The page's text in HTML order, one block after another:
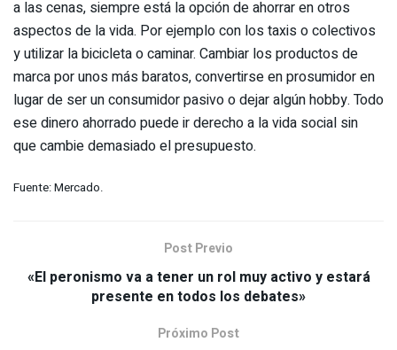
a las cenas, siempre está la opción de ahorrar en otros
aspectos de la vida. Por ejemplo con los taxis o colectivos
y utilizar la bicicleta o caminar. Cambiar los productos de
marca por unos más baratos, convertirse en prosumidor en
lugar de ser un consumidor pasivo o dejar algún hobby. Todo
ese dinero ahorrado puede ir derecho a la vida social sin
que cambie demasiado el presupuesto.
Fuente: Mercado.
Post Previo
«El peronismo va a tener un rol muy activo y estará
presente en todos los debates»
Próximo Post